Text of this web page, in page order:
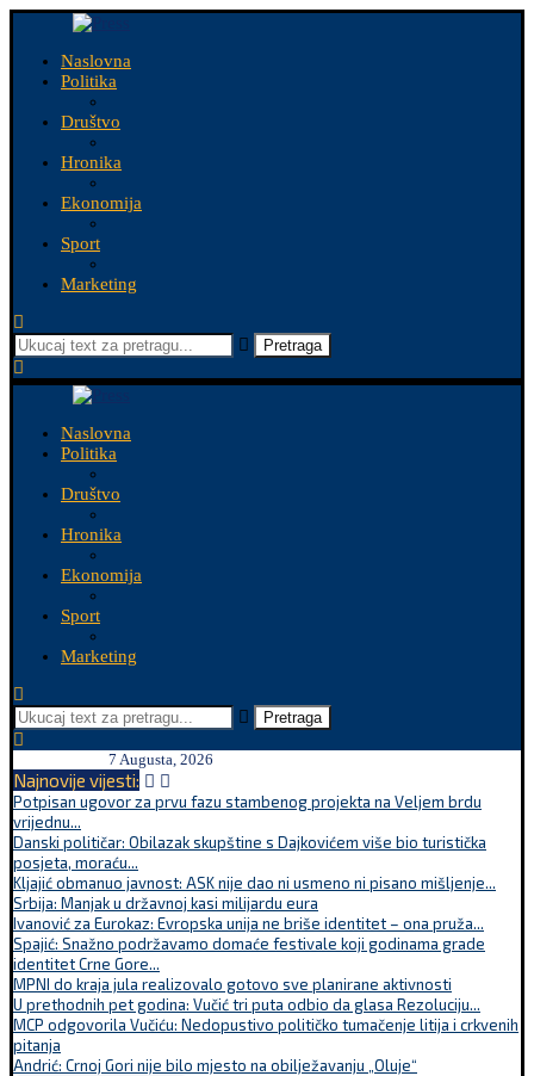
Naslovna
Politika
Društvo
Hronika
Ekonomija
Sport
Marketing
Pretraga
Naslovna
Politika
Društvo
Hronika
Ekonomija
Sport
Marketing
Pretraga
7 Augusta, 2026
Najnovije vijesti:
Potpisan ugovor za prvu fazu stambenog projekta na Veljem brdu
vrijednu...
Danski političar: Obilazak skupštine s Dajkovićem više bio turistička
posjeta, moraću...
Kljajić obmanuo javnost: ASK nije dao ni usmeno ni pisano mišljenje...
Srbija: Manjak u državnoj kasi milijardu eura
Ivanović za Eurokaz: Evropska unija ne briše identitet – ona pruža...
Spajić: Snažno podržavamo domaće festivale koji godinama grade
identitet Crne Gore...
MPNI do kraja jula realizovalo gotovo sve planirane aktivnosti
U prethodnih pet godina: Vučić tri puta odbio da glasa Rezoluciju...
MCP odgovorila Vučiću: Nedopustivo političko tumačenje litija i crkvenih
pitanja
Andrić: Crnoj Gori nije bilo mjesto na obilježavanju „Oluje“